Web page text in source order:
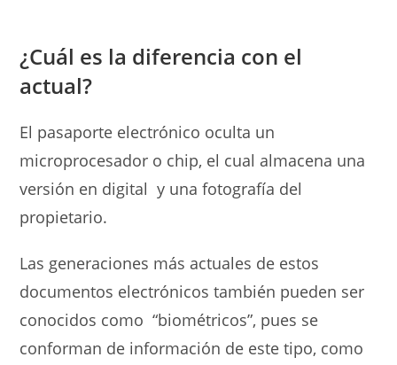
¿Cuál es la diferencia con el
actual?
El pasaporte electrónico oculta un
microprocesador o chip, el cual almacena una
versión en digital y una fotografía del
propietario.
Las generaciones más actuales de estos
documentos electrónicos también pueden ser
conocidos como “biométricos”, pues se
conforman de información de este tipo, como